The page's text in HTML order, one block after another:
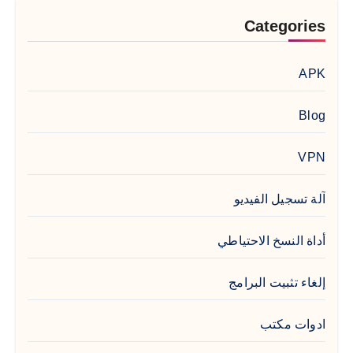
Categories
APK
Blog
VPN
آلة تسجيل الفيديو
أداة النسخ الاحتياطي
إلغاء تثبيت البرامج
ادوات مكتب